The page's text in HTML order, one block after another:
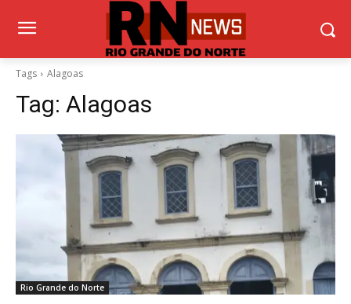
Tags Alagoas
Tag: Alagoas
Rio Grande do Norte